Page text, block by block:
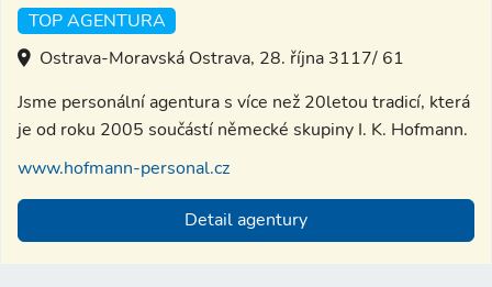
TOP AGENTURA
Ostrava-Moravská Ostrava, 28. října 3117/ 61
Jsme personální agentura s více než 20letou tradicí, která
je od roku 2005 součástí německé skupiny I. K. Hofmann.
www.hofmann-personal.cz
Detail agentury